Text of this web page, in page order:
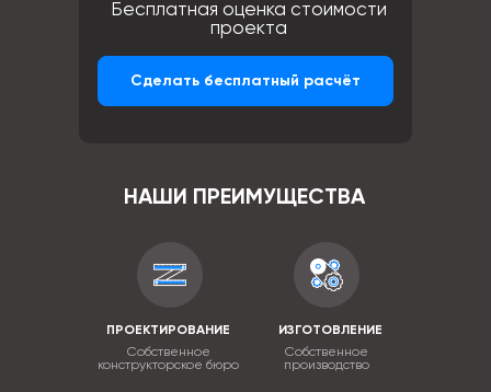
НАШИ ПРЕИМУЩЕСТВА
ПРОЕКТИРОВАНИЕ
Собственное
конструкторское бюро
ИЗГОТОВЛЕНИЕ
Собственное
производство
Бесплатная оценка стоимости
проекта
Сделать бесплатный расчёт